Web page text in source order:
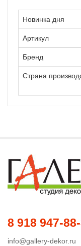
Новинка дня
Артикул
Бренд
Страна
8 918 947-
info@gallery-dekor.ru